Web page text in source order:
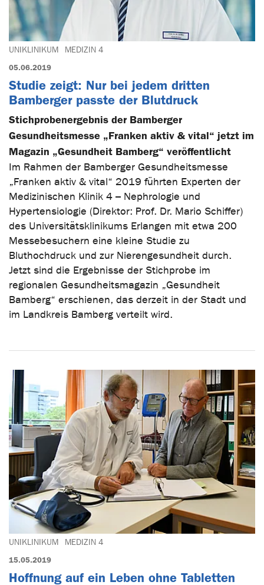
UNIKLINIKUM MEDIZIN 4
05.06.2019
Studie zeigt: Nur bei jedem dritten
Bamberger passte der Blutdruck
Stichprobenergebnis der Bamberger
Gesundheitsmesse „Franken aktiv & vital“ jetzt im
Magazin „Gesundheit Bamberg“ veröffentlicht
Im Rahmen der Bamberger Gesundheitsmesse
„Franken aktiv & vital“ 2019 führten Experten der
Medizinischen Klinik 4 – Nephrologie und
Hypertensiologie (Direktor: Prof. Dr. Mario Schiffer)
des Universitätsklinikums Erlangen mit etwa 200
Messebesuchern eine kleine Studie zu
Bluthochdruck und zur Nierengesundheit durch.
Jetzt sind die Ergebnisse der Stichprobe im
regionalen Gesundheitsmagazin „Gesundheit
Bamberg“ erschienen, das derzeit in der Stadt und
im Landkreis Bamberg verteilt wird.
UNIKLINIKUM MEDIZIN 4
15.05.2019
Hoffnung auf ein Leben ohne Tabletten